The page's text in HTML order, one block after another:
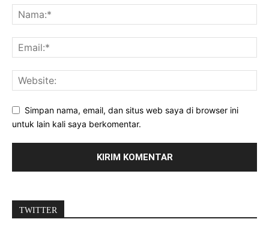
Simpan nama, email, dan situs web saya di browser ini
untuk lain kali saya berkomentar.
TWITTER